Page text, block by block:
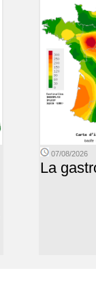
07/08/2026
La